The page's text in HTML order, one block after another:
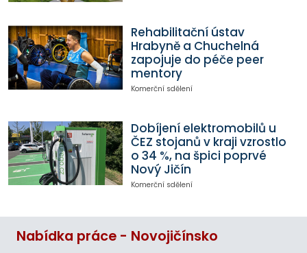
Rehabilitační ústav
Hrabyně a Chuchelná
zapojuje do péče peer
mentory
Komerční sdělení
Dobíjení elektromobilů u
ČEZ stojanů v kraji vzrostlo
o 34 %, na špici poprvé
Nový Jičín
Komerční sdělení
Nabídka práce - Novojičínsko